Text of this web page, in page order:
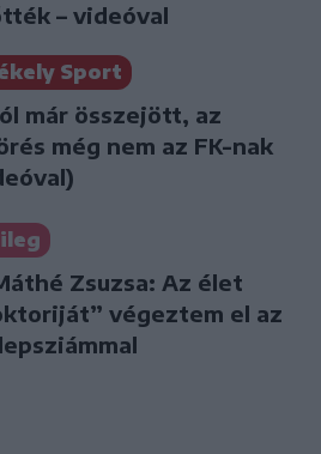
– videóval
Sport
már összejött, az
még nem az FK-nak
Zsuzsa: Az élet
végeztem el az